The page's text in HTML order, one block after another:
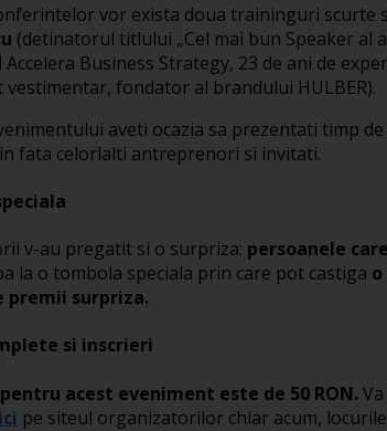
vor exista doua traininguri scurte
(detinatorul titlului „Cel mai bun Speaker al
Business Strategy, 23 de ani de
vestimentar, fondator al brandului HULBER).
aveti ocazia sa prezentati timp
fata celorlalti antreprenori si invitati.
v-au pregatit si o surpriza: persoanele
la o tombola speciala prin care pot castiga
premii surpriza.
si inscrieri
acest eveniment este de 50 RON.
pe siteul organizatorilor chiar acum,